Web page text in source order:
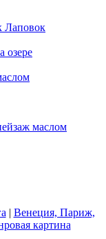
| Венеция, Париж,
картина